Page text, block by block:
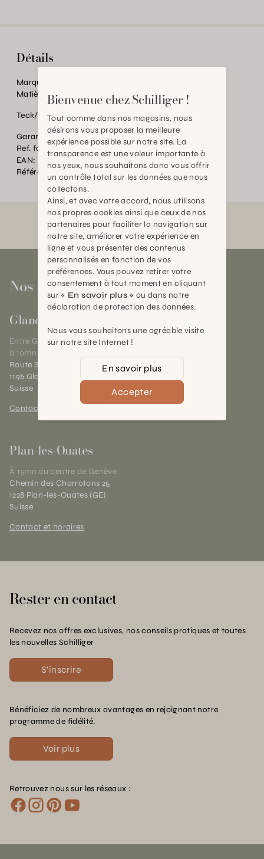
Détails
Marque:
Matière:
Bois massif
Teck/Inde
Garantie:
2 ans
Ref. fournisseur:
EAN:
2000000535516
Référence:
BT.P65890.0000.0000.0000
Nos magasins
Gland
Entre Genève et Lausanne,
à 10mn de Nyon
Route Suisse 40
1196 Gland (VD)
Suisse
Contact et horaires
Plan-les-Ouates
À 15mn du centre de Genève
Chemin des Charrotons 25
1228 Plan-les-Ouates (GE)
Suisse
Contact et horaires
Rester en contact
Recevez nos offres exclusives, nos conseils pratiques et toutes
les nouvelles Schilliger
S'inscrire
Bénéficiez de nombreux avantages en rejoignant notre
programme de fidélité.
Voir plus
Retrouvez nous sur les réseaux :
Bienvenue chez Schilliger !
Tout comme dans nos magasins, nous
désirons vous proposer la meilleure
expérience possible sur notre site. La
transparence est une valeur importante à
nos yeux, nous souhaitons donc vous offrir
un contrôle total sur les données que nous
collectons.
Ainsi, et avec votre accord, nous utilisons
nos propres cookies ainsi que ceux de nos
partenaires pour faciliter la navigation sur
notre site, améliorer votre expérience en
ligne et vous présenter des contenus
personnalisés en fonction de vos
préférences. Vous pouvez retirer votre
consentement à tout moment en cliquant
sur « En savoir plus » ou dans notre
déclaration de protection des données.
Nous vous souhaitons une agréable visite
sur notre site Internet !
En savoir plus
Accepter